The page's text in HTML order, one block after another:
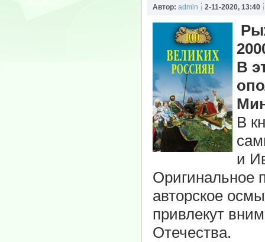
Автор: admin 2-11-2020, 13:40
В
В
и
Оригинальное
авторское
привлекут
Отечества.